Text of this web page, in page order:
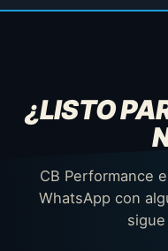
¿LISTO
CB Performance
WhatsApp con